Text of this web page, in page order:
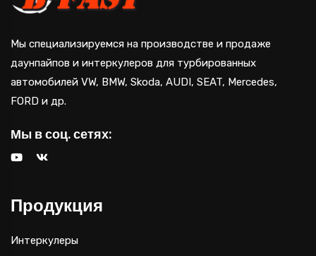
Мы специализируемся на производстве и продаже
даунпайпов и интеркулеров для турбированных
автомобилей VW, BMW, Skoda, AUDI, SEAT, Mercedes,
FORD и др.
Мы в соц. сетях:
Продукция
Интеркулеры